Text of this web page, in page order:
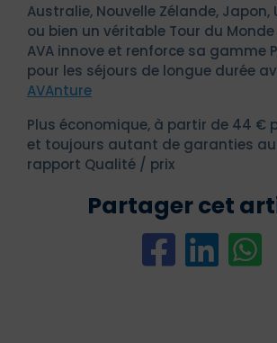
Australie, Nouvelle Zélande, Japon,
ou bien un véritable Tour du Monde
AVA innove et renforce sa gamme
pour les séjours de longue durée
AVAnture
Plus économique, à partir de 44 €
et toujours autant de garanties au
rapport Qualité / prix
Partager cet